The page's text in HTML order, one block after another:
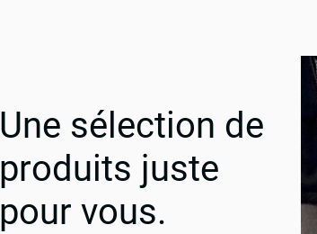
Une sélection de
produits juste
pour vous.